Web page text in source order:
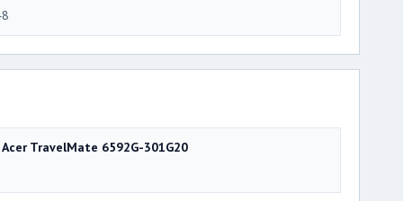
Acer TravelMate 6592G-301G20